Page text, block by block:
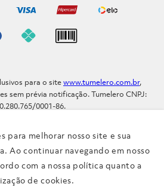
para melhorar nosso site e sua
Ao continuar navegando em nosso
com a nossa política quanto a
de cookies.
para o sitewww.tumelero.com.br,
sem prévia notificação. Tumelero CNPJ:
0001-86.
91.110-001
(51) 3371-9290